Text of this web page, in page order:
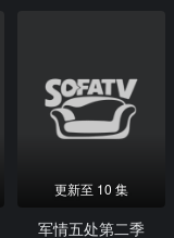
更新至 10 集
军情五处第二季